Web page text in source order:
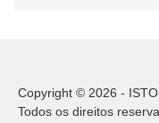
Copyright © 2026 -
Todos os direitos